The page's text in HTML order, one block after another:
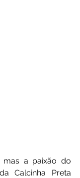
mas a paixão do
Calcinha Preta